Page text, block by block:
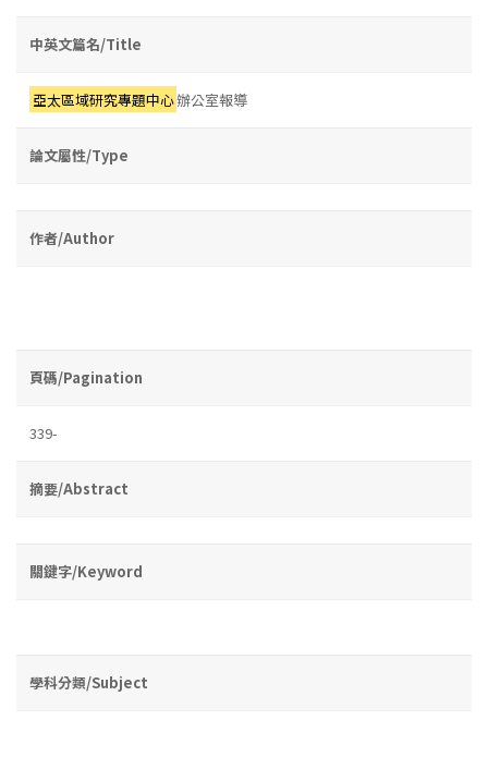
中英文篇名/Title
亞太區域研究專題中心辦公室報導
論文屬性/Type
作者/Author
頁碼/Pagination
339-
摘要/Abstract
關鍵字/Keyword
學科分類/Subject